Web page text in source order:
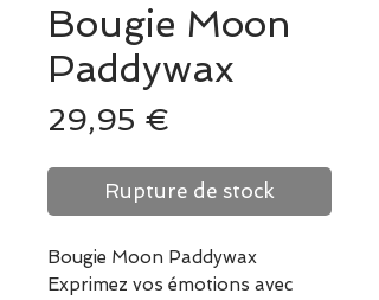
Bougie Moon
Paddywax
29,95 €
Rupture de stock
Bougie Moon Paddywax
Exprimez vos émotions avec